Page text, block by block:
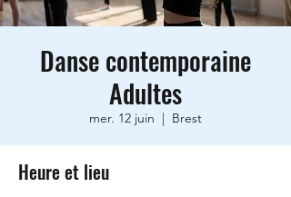
Danse contemporaine
Adultes
mer. 12 juin
  |
Brest
Heure et lieu